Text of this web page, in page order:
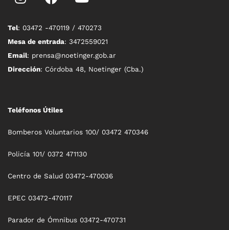
Tel: 03472 -470119 / 470273
Mesa de entrada: 3472559021
Email: prensa@noetinger.gob.ar
Dirección: Córdoba 48, Noetinger (Cba.)
Teléfonos Útiles
Bomberos Voluntarios 100/ 03472 470346
Policía 101/ 0372 471130
Centro de Salud 03472-470036
EPEC 03472-470117
Parador de Ómnibus 03472-470731